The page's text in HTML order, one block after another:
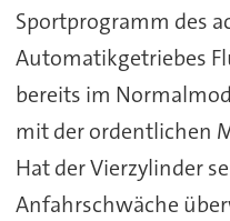
Sportprogramm des
Automatikgetriebes
bereits im
mit der ordentlichen
Hat der Vierzylinder
Anfahrschwäche